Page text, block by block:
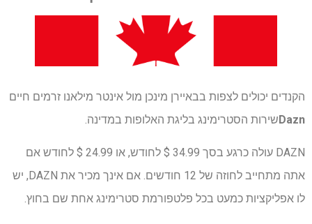
הקנדים יכולים לצפות בבאיירן מינכן מול אינטר מילאנו זרמים חיים
Daznשירות הסטרימינג בליגת האלופות במדינה.
DAZN עולה כרגע בסך 34.99 $ לחודש, או 24.99 $ לחודש אם
אתה מתחייב לחוזה של 12 חודשים. אם אינך מכיר את DAZN, יש
לו אפליקציות כמעט בכל פלטפורמת סטרימינג אחת שם בחוץ.